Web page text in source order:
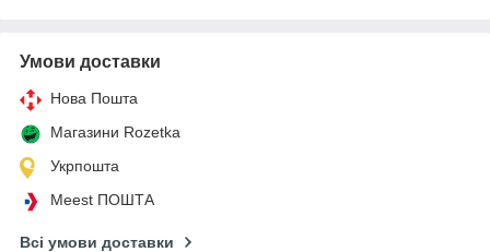
Умови доставки
Нова Пошта
Магазини Rozetka
Укрпошта
Meest ПОШТА
Всі умови доставки